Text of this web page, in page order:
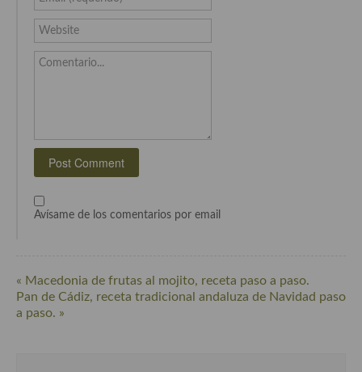
Cocina de Tunez
Cocina Oriental
Cocina Vietnamita
Cocina China
Cocina del Pacifico
Website
Comentario...
Avísame de los comentarios por email
« Macedonia de frutas al mojito, receta paso a paso.
Pan de Cádiz, receta tradicional andaluza de Navidad paso
a paso. »